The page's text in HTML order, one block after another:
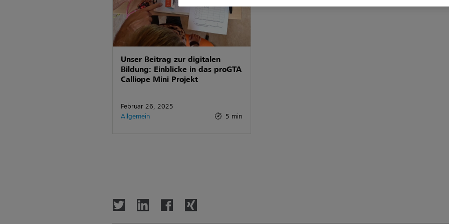
Unser Beitrag zur digitalen
Bildung: Einblicke in das proGTA
Calliope Mini Projekt
Februar 26, 2025
Allgemein
5 min